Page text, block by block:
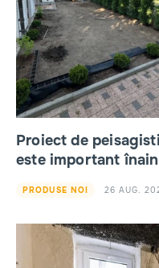
Proiect de
este important
PRODUSE NOI 26 AUG.